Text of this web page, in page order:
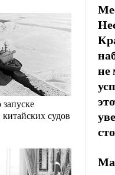
судов
не